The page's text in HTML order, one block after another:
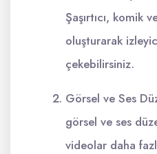
Şaşırtıcı, komik
oluşturarak
çekebilirsiniz.
Görsel ve Ses
görsel ve ses
videolar daha